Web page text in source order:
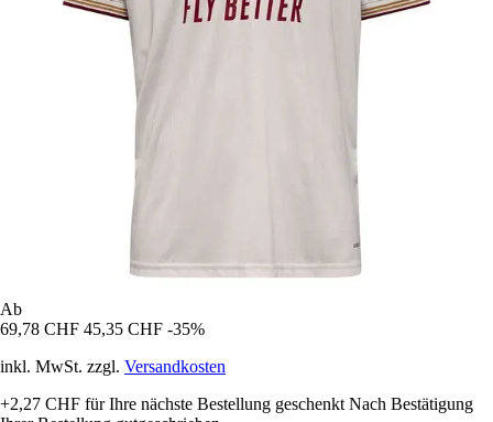
Ab
69,78 CHF 45,35 CHF -35%
inkl. MwSt. zzgl. Versandkosten
+2,27 CHF für Ihre nächste Bestellung geschenkt Nach Bestätigung